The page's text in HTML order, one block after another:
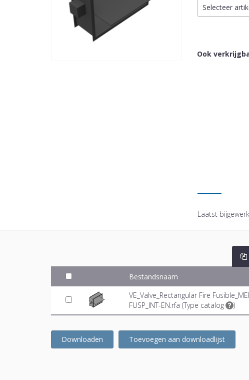
Selecteer
Ook
Laatst
Bestandsnaam
VE_Valve_Rectangular Fire
FUSP_INT-EN.rfa (Type catalog )
Downloaden Toevoegen aan downloadlijst